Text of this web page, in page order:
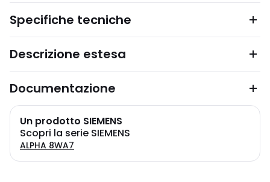
Specifiche tecniche
Descrizione estesa
Documentazione
Un prodotto SIEMENS
Scopri la serie SIEMENS
ALPHA 8WA7